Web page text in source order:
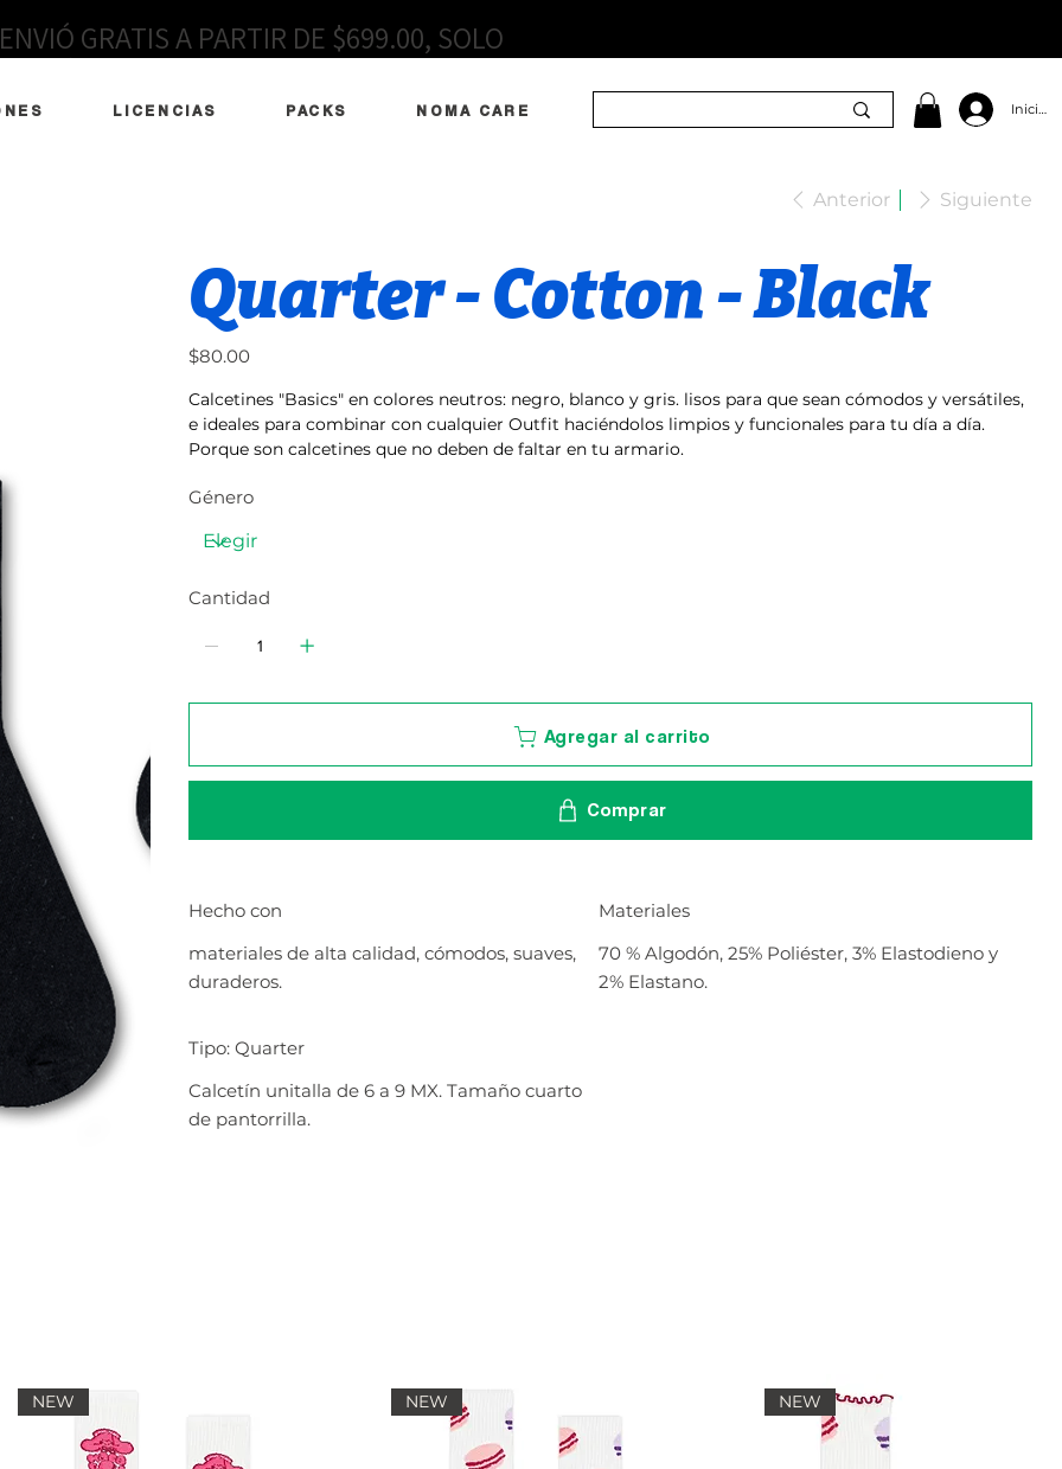
ENVIÓ GRATIS A PARTIR DE $699.00, SOLO
LICENCIAS PACKS NOMA CARE Iniciar
Anterior Siguiente
Quarter - Cotton - Black
Precio
$80.00
Calcetines "Basics" en colores neutros: negro, blanco y gris. lisos para que sean cómodos y versátiles,
e ideales para combinar con cualquier Outfit haciéndolos limpios y funcionales para tu día a día.
Porque son calcetines que no deben de faltar en tu armario.
Género
Cantidad
Agregar al carrito
Comprar
Hecho con
materiales de alta calidad, cómodos, suaves,
duraderos.
Materiales
70 % Algodón, 25% Poliéster, 3% Elastodieno y
2% Elastano.
Tipo: Quarter
Calcetín unitalla de 6 a 9 MX. Tamaño cuarto
de pantorrilla.
NEW NEW NEW